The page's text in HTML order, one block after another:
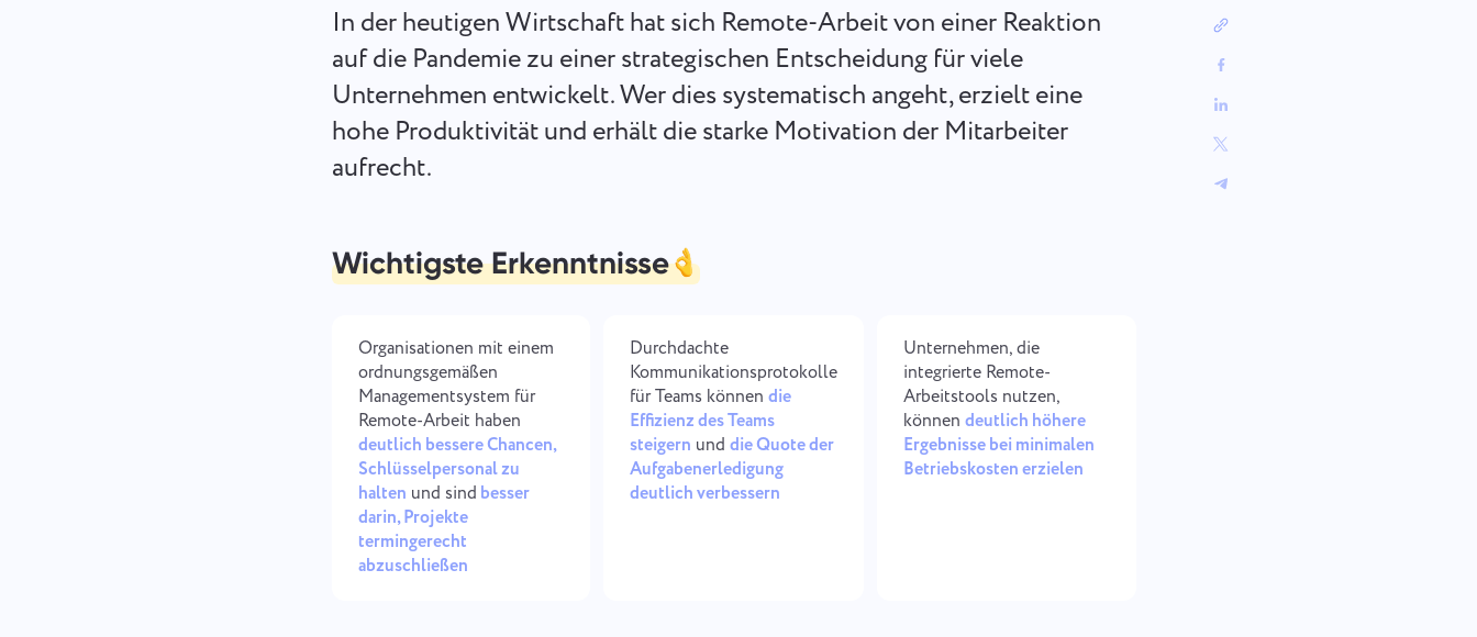
Kiswahili
Português
Русский
Türkçe
In der heutigen Wirtschaft hat sich Remote-Arbeit von einer Reaktion
auf die Pandemie zu einer strategischen Entscheidung für viele
Unternehmen entwickelt. Wer dies systematisch angeht, erzielt eine
hohe Produktivität und erhält die starke Motivation der Mitarbeiter
aufrecht.
Wichtigste Erkenntnisse
Organisationen mit einem
ordnungsgemäßen
Managementsystem für
Remote-Arbeit haben
deutlich bessere Chancen,
Schlüsselpersonal zu
halten und sind besser
darin, Projekte
termingerecht
abzuschließen
Durchdachte
Kommunikationsprotokolle
für Teams könnendie
Effizienz des Teams
steigern unddie Quote der
Aufgabenerledigung
deutlich verbessern
Unternehmen, die
integrierte Remote-
Arbeitstools nutzen,
könnendeutlich höhere
Ergebnisse bei minimalen
Betriebskosten erzielen
Dokumente, Fristen und Ihr Team
an einem sicheren Arbeitsplatz auf.
Einfache Design-Workflows.
Fehlerbehebungen bis zur Planung
Arbeitsablauf organisiert.
Alle Lösungen anzeigen